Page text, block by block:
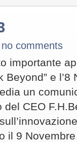
no comments
importante
e l’8
un
CEO
il 9